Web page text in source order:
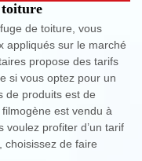
de toiture, vous
appliqués sur le marché
propose des tarifs
si vous optez pour un
de produits est de
est vendu à
voulez profiter d’un tarif
choisissez de faire